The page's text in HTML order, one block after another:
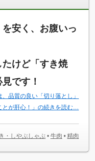
安く、お腹いっ
けど「すき焼
です！
品質の良い「切り落とし」
とが肝心！」の続きを読む…
・しやぶしゃぶ • 牛肉 • 精肉